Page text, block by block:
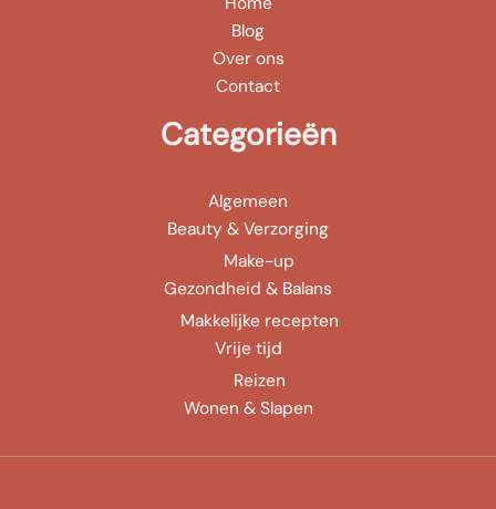
Blog
Over ons
Contact
Categorieën
Algemeen
Beauty & Verzorging
Make-up
Gezondheid & Balans
Makkelijke recepten
Vrije tijd
Reizen
Wonen & Slapen